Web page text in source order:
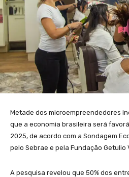
Metade dos microempreendedores
que a economia brasileira será
2025, de acordo com a Sondagem
pelo Sebrae e pela Fundação Getulio
A pesquisa revelou que 50% dos